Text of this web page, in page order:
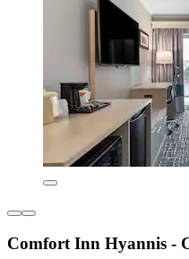
Comfort Inn Hyannis -